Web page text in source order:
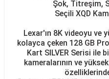
Şok, Titreşim,
Seçili XQD
Lexar'ın 8K videoyu ve
kolayca çeken 128 GB
Kart SILVER Serisi ile
kameralarının ve